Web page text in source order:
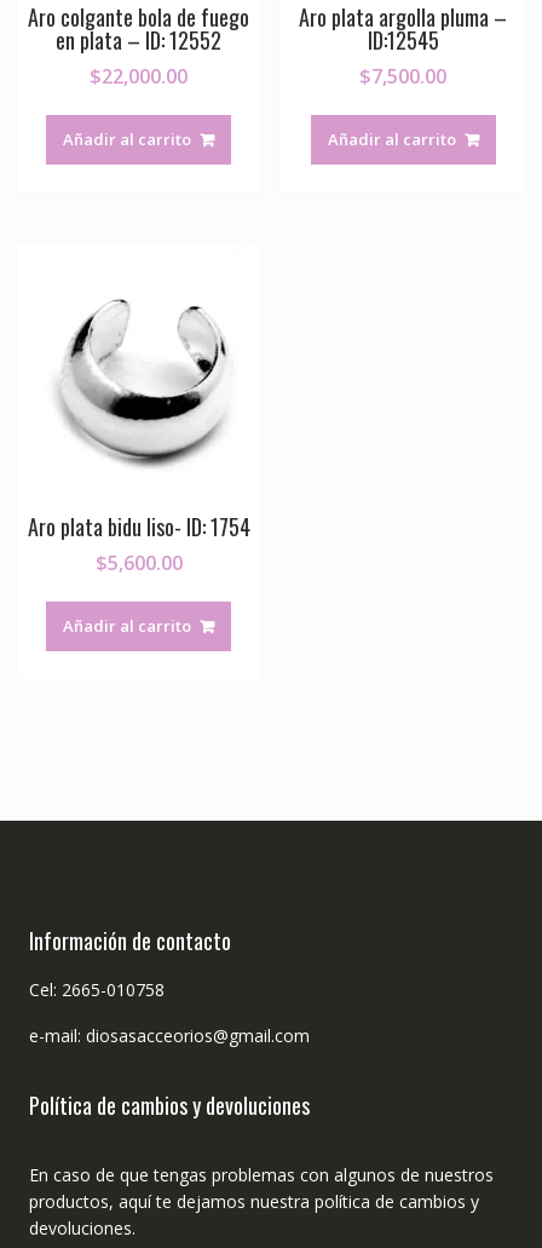
Aro colgante bola de fuego
en plata – ID: 12552
$22,000.00
Añadir al carrito
Aro plata argolla pluma –
ID:12545
$7,500.00
Añadir al carrito
Aro plata bidu liso- ID: 1754
$5,600.00
Añadir al carrito
Información de contacto
Cel: 2665-010758
e-mail: diosasacceorios@gmail.com
Política de cambios y devoluciones
En caso de que tengas problemas con algunos de nuestros
productos, aquí te dejamos nuestra política de cambios y
devoluciones.